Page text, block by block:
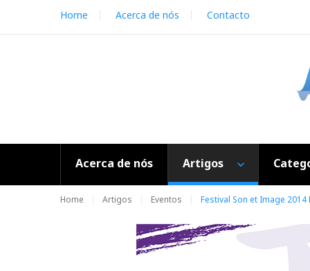
i
Home Acerca de nós Contacto
Acerca de nós Artigos
Home Artigos Eventos Festival Son et Image 2014